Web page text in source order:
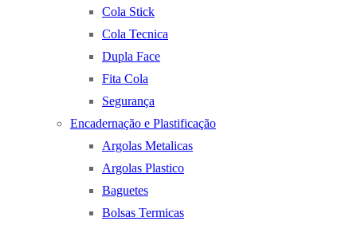
Cola Stick
Cola Tecnica
Dupla Face
Fita Cola
Segurança
Encadernação e Plastificação
Argolas Metalicas
Argolas Plastico
Baguetes
Bolsas Termicas